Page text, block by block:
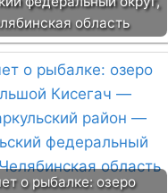
область
о рыбалке: озеро